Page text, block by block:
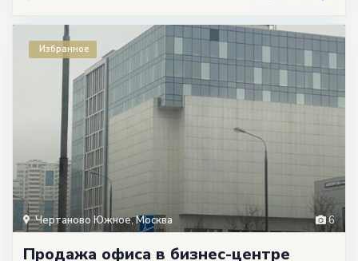
6
Чертаново Южное,Москва
Избранное
Продажа офиса в бизнес-центре